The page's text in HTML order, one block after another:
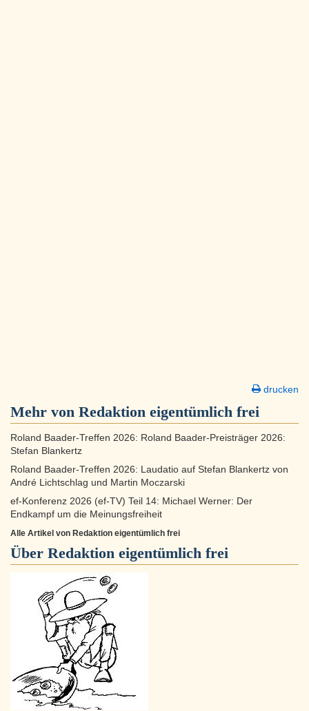
drucken
Mehr von Redaktion eigentümlich frei
Roland Baader-Treffen 2026: Roland Baader-Preisträger 2026:
Stefan Blankertz
Roland Baader-Treffen 2026: Laudatio auf Stefan Blankertz von
André Lichtschlag und Martin Moczarski
ef-Konferenz 2026 (ef-TV) Teil 14: Michael Werner: Der
Endkampf um die Meinungsfreiheit
Alle Artikel von Redaktion eigentümlich frei
Über Redaktion eigentümlich frei